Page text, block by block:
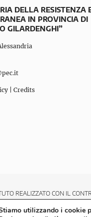
DELLA RESISTENZA
IN PROVINCIA DI
GILARDENGHI”
Credits
REALIZZATO CON IL
utilizzando i cookie